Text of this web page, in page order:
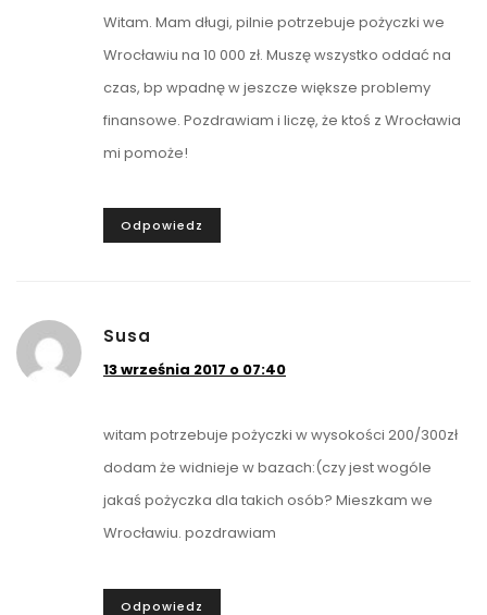
Witam. Mam długi, pilnie potrzebuje pożyczki we
Wrocławiu na 10 000 zł. Muszę wszystko oddać na
czas, bp wpadnę w jeszcze większe problemy
finansowe. Pozdrawiam i liczę, że ktoś z Wrocławia
mi pomoże!
Odpowiedz
Susa
13 września 2017 o 07:40
witam potrzebuje pożyczki w wysokości 200/300zł
dodam że widnieje w bazach:(czy jest wogóle
jakaś pożyczka dla takich osób? Mieszkam we
Wrocławiu. pozdrawiam
Odpowiedz